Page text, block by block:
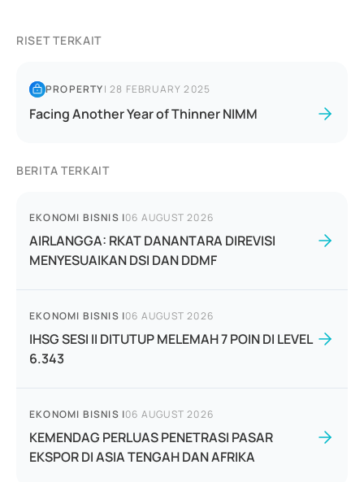
RISET TERKAIT
PROPERTY|28 FEBRUARY 2025
Facing Another Year of Thinner NIMM
BERITA TERKAIT
EKONOMI BISNIS |06 AUGUST 2026
AIRLANGGA: RKAT DANANTARA DIREVISI
MENYESUAIKAN DSI DAN DDMF
EKONOMI BISNIS |06 AUGUST 2026
IHSG SESI II DITUTUP MELEMAH 7 POIN DI LEVEL
6.343
EKONOMI BISNIS |06 AUGUST 2026
KEMENDAG PERLUAS PENETRASI PASAR
EKSPOR DI ASIA TENGAH DAN AFRIKA